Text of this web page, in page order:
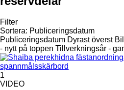
Filter
Sortera: Publiceringsdatum
Publiceringsdatum Dyrast överst
- nytt på toppen Tillverkningsår -
1
VIDEO